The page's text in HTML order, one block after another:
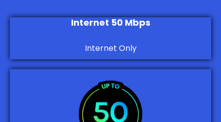
Internet 50 Mbps
Internet Only